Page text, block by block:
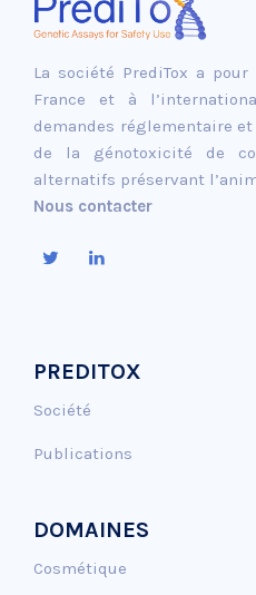
La société PrediTox a
France et à
demandes réglementaire
de la génotoxicité de
alternatifs préservant
Nous contacter
PREDITOX
Société
Publications
DOMAINES
Cosmétique